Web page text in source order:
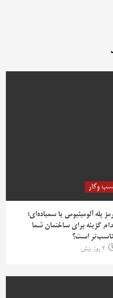
وکار
پله آلومینیومی یا سمباده‌ای؛
گزینه برای ساختمان شما
است؟
2 روز پیش